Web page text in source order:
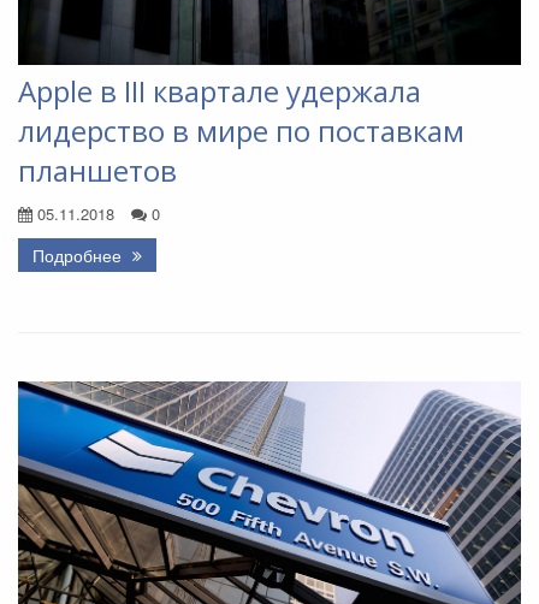
Apple в III квартале удержала
лидерство в мире по поставкам
планшетов
05.11.2018 0
Подробнее